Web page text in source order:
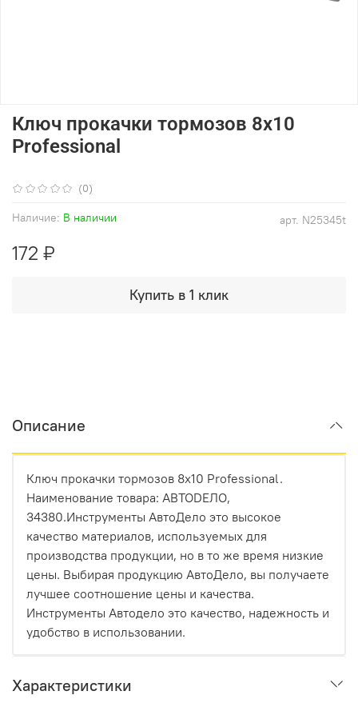
(0)
арт. N25345t
Наличие: В наличии
Ключ прокачки тормозов 8x10
Professional
172 ₽
Купить в 1 клик
Описание
Ключ прокачки тормозов 8x10 Professional.
Наименование товара: АВТОDЕЛО,
34380.Инструменты АвтоДело это высокое
качество материалов, используемых для
производства продукции, но в то же время низкие
цены. Выбирая продукцию АвтоДело, вы получаете
лучшее соотношение цены и качества.
Инструменты Автодело это качество, надежность и
удобство в использовании.
Характеристики